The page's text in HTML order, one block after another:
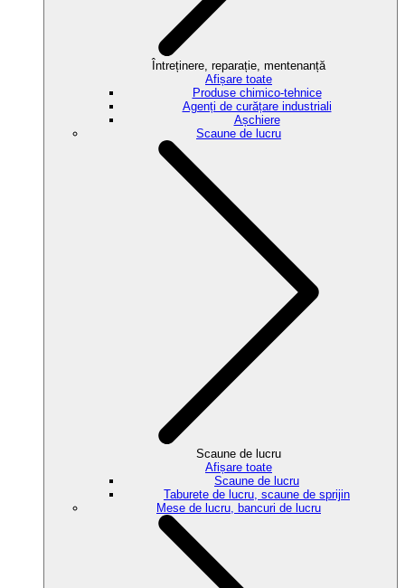
Întreținere, reparație, mentenanță
Afișare toate
Produse chimico-tehnice
Agenți de curățare industriali
Așchiere
Scaune de lucru
Scaune de lucru
Afișare toate
Scaune de lucru
Taburete de lucru, scaune de sprijin
Mese de lucru, bancuri de lucru